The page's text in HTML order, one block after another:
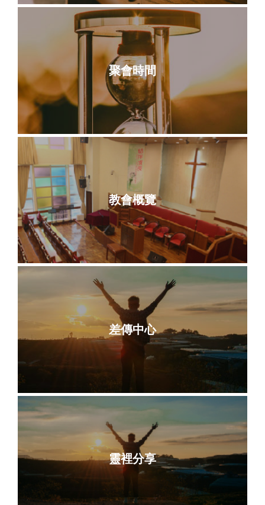
聚會時間
教會概覽
差傳中心
靈裡分享